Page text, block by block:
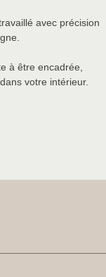
avec précision
à être encadrée,
votre intérieur.